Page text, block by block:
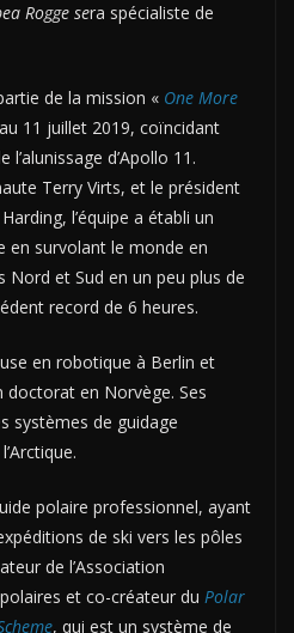
Rogge sera spécialiste de
de la mission « One More
11 juillet 2019, coïncidant
d’Apollo 11.
Terry Virts, et le président
l’équipe a établi un
en survolant le monde en
Nord et Sud en un peu plus de
record de 6 heures.
en robotique à Berlin et
en Norvège. Ses
systèmes de guidage
polaire professionnel, ayant
de ski vers les pôles
de l’Association
et co-créateur du Polar
, qui est un système de